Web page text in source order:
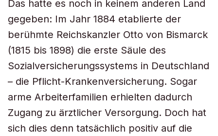
Das hatte es noch in keinem anderen Land
gegeben: Im Jahr 1884 etablierte der
berühmte Reichskanzler Otto von Bismarck
(1815 bis 1898) die erste Säule des
Sozialversicherungssystems in Deutschland
– die Pflicht-Krankenversicherung. Sogar
arme Arbeiterfamilien erhielten dadurch
Zugang zu ärztlicher Versorgung. Doch hat
sich dies denn tatsächlich positiv auf die